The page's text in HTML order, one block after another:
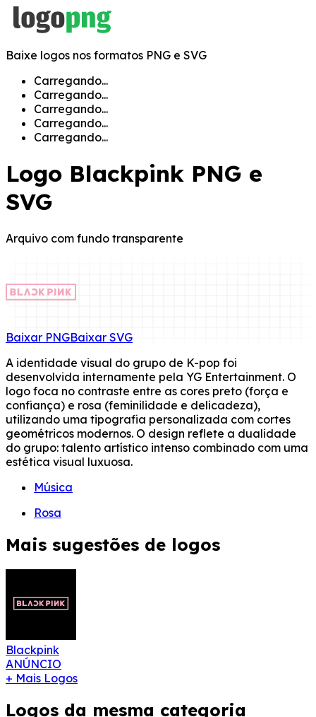
Baixe logos nos formatos PNG e SVG
Carregando...
Carregando...
Carregando...
Carregando...
Carregando...
Logo Blackpink PNG e
SVG
Arquivo com fundo transparente
Baixar PNGBaixar SVG
A identidade visual do grupo de K-pop foi
desenvolvida internamente pela YG Entertainment. O
logo foca no contraste entre as cores preto (força e
confiança) e rosa (feminilidade e delicadeza),
utilizando uma tipografia personalizada com cortes
geométricos modernos. O design reflete a dualidade
do grupo: talento artístico intenso combinado com uma
estética visual luxuosa.
Música
Rosa
Mais sugestões de logos
Blackpink
ANÚNCIO
+ Mais Logos
Logos da mesma categoria